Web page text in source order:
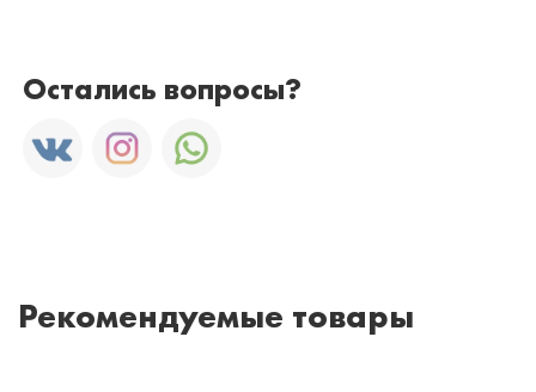
Остались вопросы?
Рекомендуемые товары